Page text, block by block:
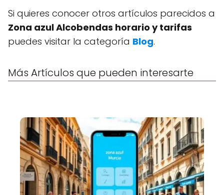
Si quieres conocer otros artículos parecidos a
Zona azul Alcobendas horario y tarifas
puedes visitar la categoría Blog.
Más Artículos que pueden interesarte